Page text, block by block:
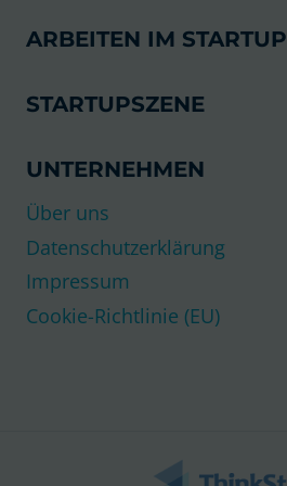
ARBEITEN IM STARTUP
STARTUPSZENE
UNTERNEHMEN
Über uns
Datenschutzerklärung
Impressum
Cookie-Richtlinie (EU)